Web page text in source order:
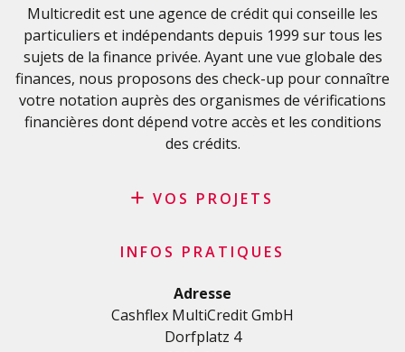
Glossaire financier
FAQ
Liste de contrôle importante
Conditions générales
Politique de confidentialité
Multicredit est une agence de crédit qui conseille les
particuliers et indépendants depuis 1999 sur tous les
sujets de la finance privée. Ayant une vue globale des
finances, nous proposons des check-up pour connaître
votre notation auprès des organismes de vérifications
financières dont dépend votre accès et les conditions
des crédits.
VOS PROJETS
Crédit personnel en Suisse
Crédit rénovation
Crédit véhicule
Crédit de formation
INFOS PRATIQUES
Adresse
Cashflex MultiCredit GmbH
Dorfplatz 4